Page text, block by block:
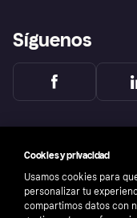
Síguenos
Cookies y privacidad
Usamos cookies para
personalizar tu
compartimos datos con